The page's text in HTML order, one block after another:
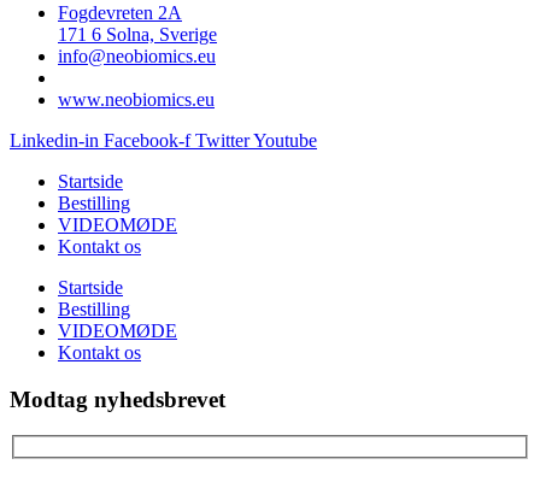
Fogdevreten 2A
171 6 Solna, Sverige
info@neobiomics.eu
www.neobiomics.eu
Linkedin-in Facebook-f TwitterYoutube
Startside
Bestilling
VIDEOMØDE
Kontakt os
Startside
Bestilling
VIDEOMØDE
Kontakt os
Modtag nyhedsbrevet